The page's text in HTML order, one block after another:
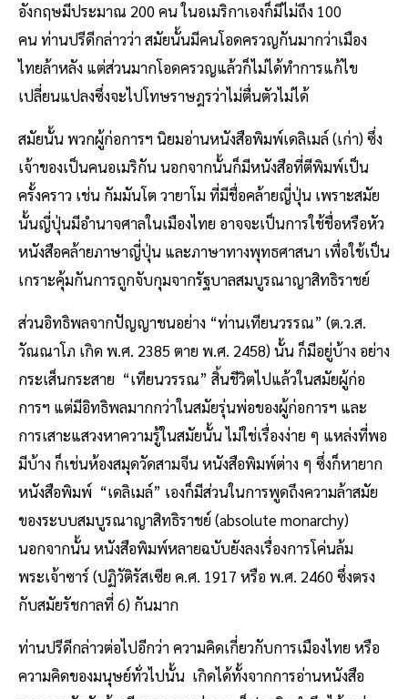
อังกฤษมีประมาณ 200 คน ในอเมริกาเองก็มีไม่ถึง 100
คน ท่านปรีดีกล่าวว่า สมัยนั้นมีคนโอดครวญกันมากว่าเมือง
ไทยล้าหลัง แต่ส่วนมากโอดครวญแล้วก็ไม่ได้ทำการแก้ไข
เปลี่ยนแปลงซึ่งจะไปโทษราษฎรว่าไม่ตื่นตัวไม่ได้
สมัยนั้น พวกผู้ก่อการฯ นิยมอ่านหนังสือพิมพ์เดลิเมล์ (เก่า) ซึ่ง
เจ้าของเป็นคนอเมริกัน นอกจากนั้นก็มีหนังสือที่ตีพิมพ์เป็น
ครั้งคราว เช่น กัมมันโต วายาโม ที่มีชื่อคล้ายญี่ปุ่น เพราะสมัย
นั้นญี่ปุ่นมีอำนาจศาลในเมืองไทย อาจจะเป็นการใช้ชื่อหรือหัว
หนังสือคล้ายภาษาญี่ปุ่น และภาษาทางพุทธศาสนา เพื่อใช้เป็น
เกราะคุ้มกันการถูกจับกุมจากรัฐบาลสมบูรณาญาสิทธิราชย์
ส่วนอิทธิพลจากปัญญาชนอย่าง “ท่านเทียนวรรณ” (ต.ว.ส.
วัณณาโภ เกิด พ.ศ. 2385 ตาย พ.ศ. 2458) นั้น ก็มีอยู่บ้าง อย่าง
กระเส็นกระสาย “เทียนวรรณ” สิ้นชีวิตไปแล้วในสมัยผู้ก่อ
การฯ แต่มีอิทธิพลมากกว่าในสมัยรุ่นพ่อของผู้ก่อการฯ และ
การเสาะแสวงหาความรู้ในสมัยนั้น ไม่ใช่เรื่องง่าย ๆ แหล่งที่พอ
มีบ้าง ก็เช่นห้องสมุดวัดสามจีน หนังสือพิมพ์ต่าง ๆ ซึ่งก็หายาก
หนังสือพิมพ์ “เดลิเมล์” เองก็มีส่วนในการพูดถึงความล้าสมัย
ของระบบสมบูรณาญาสิทธิราชย์ (absolute monarchy)
นอกจากนั้น หนังสือพิมพ์หลายฉบับยังลงเรื่องการโค่นล้ม
พระเจ้าซาร์ (ปฏิวัติรัสเซีย ค.ศ. 1917 หรือ พ.ศ. 2460 ซึ่งตรง
กับสมัยรัชกาลที่ 6) กันมาก
ท่านปรีดีกล่าวต่อไปอีกว่า ความคิดเกี่ยวกับการเมืองไทย หรือ
ความคิดของมนุษย์ทั่วไปนั้น เกิดได้ทั้งจากการอ่านหนังสือ